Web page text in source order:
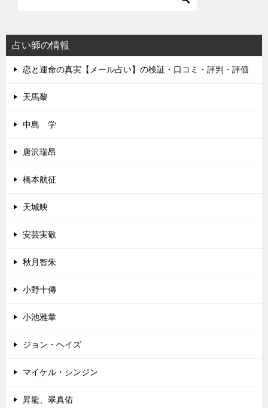
占い師の情報
恋と運命の真実【メール占い】の検証・口コミ・評判・評価
天馬黎
中島 学
唐沢瑞昂
橋本航征
天城映
安芸実敬
秋月智朱
小野十傳
小池雅章
ジョン・ヘイズ
マイケル・シンジン
昇龍、翠真佑